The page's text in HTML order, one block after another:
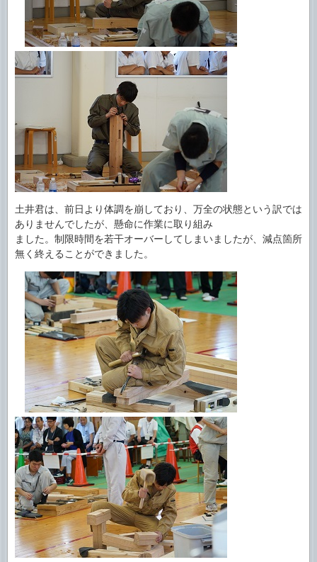
土井君は、前日より体調を崩しており、万全の状態という訳では
ありませんでしたが、懸命に作業に取り組み
ました。制限時間を若干オーバーしてしまいましたが、減点箇所
無く終えることができました。